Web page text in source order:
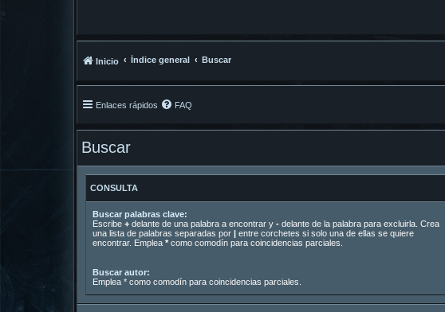
Inicio Índice general Buscar
Enlaces rápidos FAQ
Buscar
CONSULTA
Buscar palabras clave:
Escribe + delante de una palabra a encontrar y - delante de la palabra para excluirla. Crea
una lista de palabras separadas por | entre corchetes si solo una de ellas se quiere
encontrar. Emplea * como comodín para coincidencias parciales.
Buscar autor:
Emplea * como comodín para coincidencias parciales.